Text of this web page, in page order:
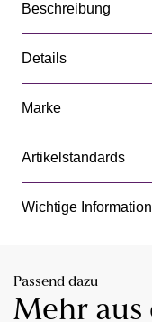
Beschreibung
Details
Marke
Artikelstandards
Wichtige
Passend dazu
Mehr aus